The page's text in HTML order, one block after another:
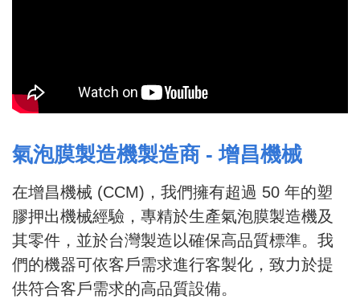
氣泡膜製造機製造商 - 增昌機械
在增昌機械 (CCM)，我們擁有超過 50 年的塑
膠押出機械經驗，專精於生產氣泡膜製造機及
其零件，並於台灣製造以確保高品質標準。我
們的機器可依客戶需求進行客製化，致力於提
供符合客戶需求的高品質設備。